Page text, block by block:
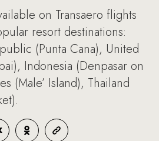
on Transaero flights
resort destinations:
(Punta Cana), United
Indonesia (Denpasar on
(Male’ Island), Thailand